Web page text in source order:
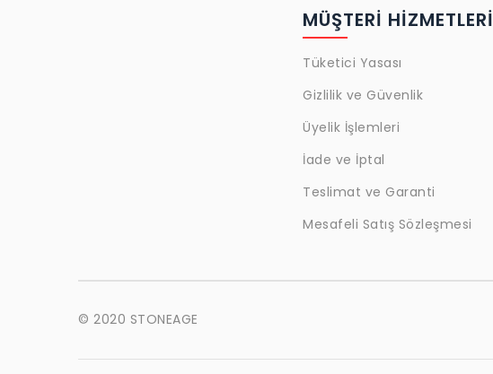
MÜŞTERİ HİZMETLERİ
Tüketici Yasası
Gizlilik ve Güvenlik
Üyelik İşlemleri
İade ve İptal
Teslimat ve Garanti
Mesafeli Satış Sözleşmesi
© 2020 STONEAGE